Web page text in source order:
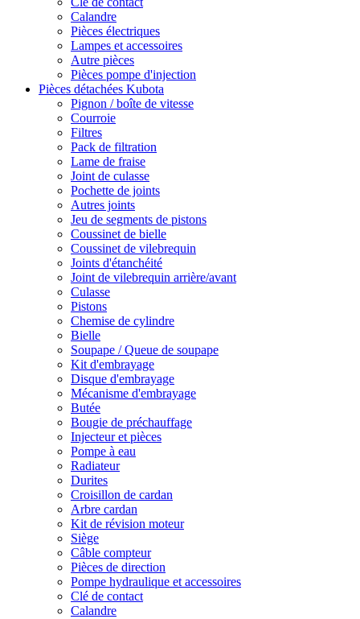
Calandre
Pièces électriques
Lampes et accessoires
Autre pièces
Pièces pompe d'injection
Pièces détachées Kubota
Pignon / boîte de vitesse
Courroie
Filtres
Pack de filtration
Lame de fraise
Joint de culasse
Pochette de joints
Autres joints
Jeu de segments de pistons
Coussinet de bielle
Coussinet de vilebrequin
Joints d'étanchéité
Joint de vilebrequin arrière/avant
Culasse
Pistons
Chemise de cylindre
Bielle
Soupape / Queue de soupape
Kit d'embrayage
Disque d'embrayage
Mécanisme d'embrayage
Butée
Bougie de préchauffage
Injecteur et pièces
Pompe à eau
Radiateur
Durites
Croisillon de cardan
Arbre cardan
Kit de révision moteur
Siège
Câble compteur
Pièces de direction
Pompe hydraulique et accessoires
Clé de contact
Calandre